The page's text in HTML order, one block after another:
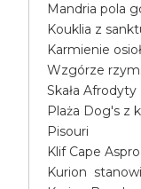
Mandria pola
Kouklia z
Karmienie
Wzgórze
Skała Afrodyty
Plaża Dog's z
Pisouri
Klif Cape Aspro
Kurion